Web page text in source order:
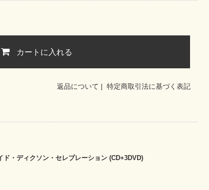
カートに入れる
返品について | 特定商取引法に基づく表記
・ディクソン・セレブレーション (CD+3DVD)